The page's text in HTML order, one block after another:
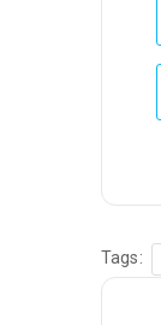
Tags: